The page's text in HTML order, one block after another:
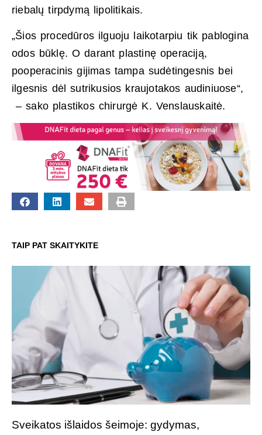
riebalų tirpdymą lipolitikais.
„Šios procedūros ilguoju laikotarpiu tik pablogina
odos būklę. O darant plastinę operaciją,
pooperacinis gijimas tampa sudėtingesnis bei
ilgesnis dėl sutrikusios kraujotakos audiniuose“,
– sako plastikos chirurgė K. Venslauskaitė.
TAIP PAT SKAITYKITE
Sveikatos išlaidos šeimoje: gydymas,